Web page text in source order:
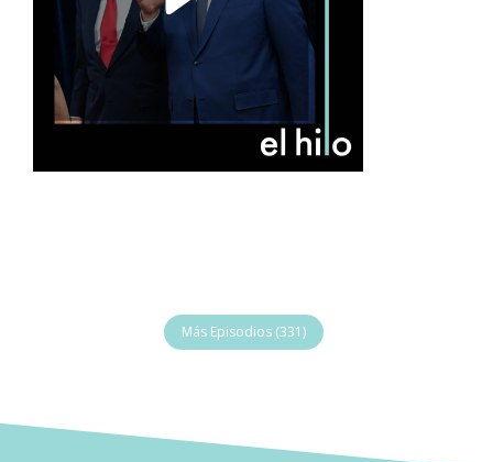
Más Episodios (331)